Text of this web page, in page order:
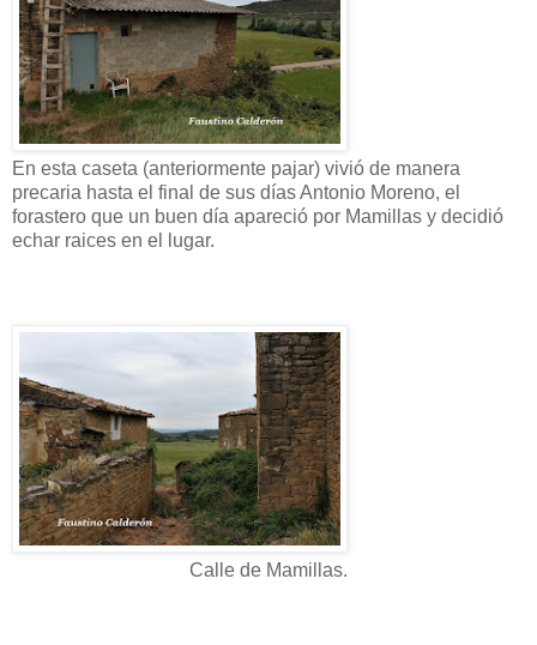
En esta caseta (anteriormente pajar) vivió de manera
precaria hasta el final de sus días Antonio Moreno, el
forastero que un buen día apareció por Mamillas y decidió
echar raices en el lugar.
Calle de Mamillas.